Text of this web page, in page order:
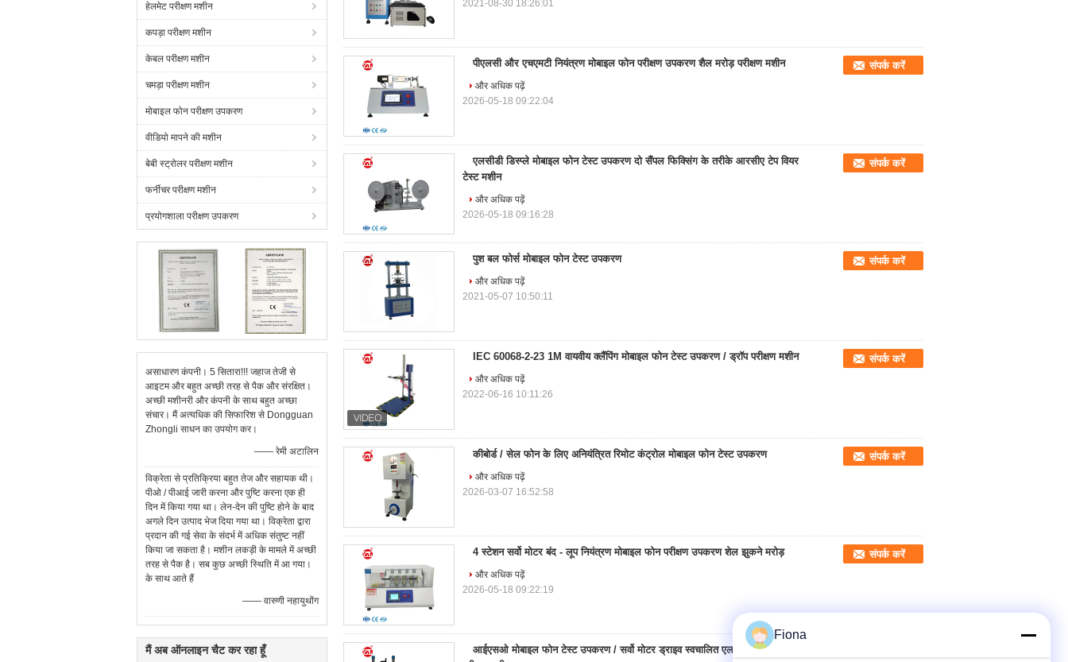
हेलमेट परीक्षण मशीन
कपड़ा परीक्षण मशीन
केबल परीक्षण मशीन
चमड़ा परीक्षण मशीन
मोबाइल फोन परीक्षण उपकरण
वीडियो मापने की मशीन
बेबी स्ट्रोलर परीक्षण मशीन
फर्नीचर परीक्षण मशीन
प्रयोगशाला परीक्षण उपकरण
असाधारण कंपनी। 5 सितारा!!! जहाज तेजी से
आइटम और बहुत अच्छी तरह से पैक और संरक्षित।
अच्छी मशीनरी और कंपनी के साथ बहुत अच्छा
संचार। मैं अत्यधिक की सिफारिश से Dongguan
Zhongli साधन का उपयोग कर।
—— रेमी अटालिन
विक्रेता से प्रतिक्रिया बहुत तेज और सहायक थी।
पीओ / पीआई जारी करना और पुष्टि करना एक ही
दिन में किया गया था। लेन-देन की पुष्टि होने के बाद
अगले दिन उत्पाद भेज दिया गया था। विक्रेता द्वारा
प्रदान की गई सेवा के संदर्भ में अधिक संतुष्ट नहीं
किया जा सकता है। मशीन लकड़ी के मामले में अच्छी
तरह से पैक है। सब कुछ अच्छी स्थिति में आ गया।
के साथ आते हैं
—— वारुणी नहायुथोंग
मैं अब ऑनलाइन चैट कर रहा हूँ
2021-08-30 18:26:01
पीएलसी और एचएमटी नियंत्रण मोबाइल फोन परीक्षण उपकरण शैल मरोड़ परीक्षण मशीन संपर्क करें
और अधिक पढ़ें
2026-05-18 09:22:04
एलसीडी डिस्प्ले मोबाइल फोन टेस्ट उपकरण दो सैंपल फिक्सिंग के तरीके आरसीए टेप वियर
टेस्ट मशीन
संपर्क करें
और अधिक पढ़ें
2026-05-18 09:16:28
पुश बल फोर्स मोबाइल फोन टेस्ट उपकरण संपर्क करें
और अधिक पढ़ें
2021-05-07 10:50:11
IEC 60068-2-23 1M वायवीय क्लैंपिंग मोबाइल फोन टेस्ट उपकरण / ड्रॉप परीक्षण मशीन संपर्क करें
और अधिक पढ़ें
2022-06-16 10:11:26
कीबोर्ड / सेल फोन के लिए अनियंत्रित रिमोट कंट्रोल मोबाइल फोन टेस्ट उपकरण संपर्क करें
और अधिक पढ़ें
2026-03-07 16:52:58
4 स्टेशन सर्वो मोटर बंद - लूप नियंत्रण मोबाइल फोन परीक्षण उपकरण शेल झुकने मरोड़ संपर्क करें
और अधिक पढ़ें
2026-05-18 09:22:19
आईएसओ मोबाइल फोन टेस्ट उपकरण / सर्वो मोटर ड्राइव स्वचालित एलसीडी मॉनिटर टोक़
Fiona